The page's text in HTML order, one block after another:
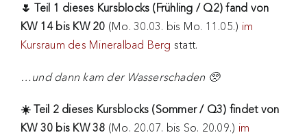
€159,00€139,00.
🌷 Teil 1 dieses Kursblocks (Frühling / Q2) fand von
KW 14 bis KW 20 (Mo. 30.03. bis Mo. 11.05.) im
Kursraum des Mineralbad Berg statt.
…und dann kam der Wasserschaden 🥺
☀️ Teil 2 dieses Kursblocks (Sommer / Q3) findet von
KW 30 bis KW 38 (Mo. 20.07. bis So. 20.09.) im